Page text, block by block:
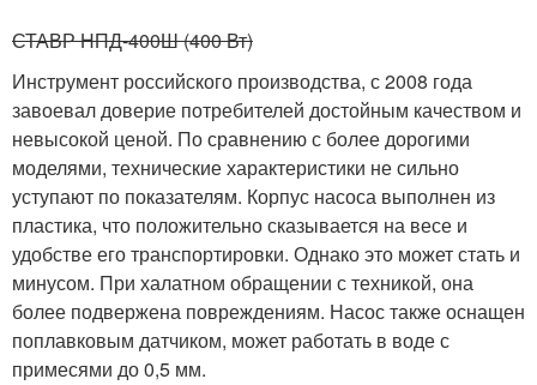
СТАВР НПД-400Ш (400 Вт)
Инструмент российского производства, с 2008 года
завоевал доверие потребителей достойным качеством и
невысокой ценой. По сравнению с более дорогими
моделями, технические характеристики не сильно
уступают по показателям. Корпус насоса выполнен из
пластика, что положительно сказывается на весе и
удобстве его транспортировки. Однако это может стать и
минусом. При халатном обращении с техникой, она
более подвержена повреждениям. Насос также оснащен
поплавковым датчиком, может работать в воде с
примесями до 0,5 мм.